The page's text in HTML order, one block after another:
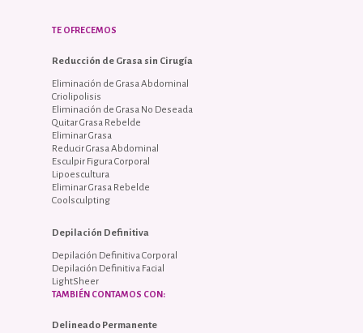
TE OFRECEMOS
Reducción de Grasa sin Cirugía
Eliminación de Grasa Abdominal
Criolipolisis
Eliminación de Grasa No Deseada
Quitar Grasa Rebelde
Eliminar Grasa
Reducir Grasa Abdominal
Esculpir Figura Corporal
Lipoescultura
Eliminar Grasa Rebelde
Coolsculpting
Depilación Definitiva
Depilación Definitiva Corporal
Depilación Definitiva Facial
LightSheer
TAMBIÉN CONTAMOS CON:
Delineado Permanente